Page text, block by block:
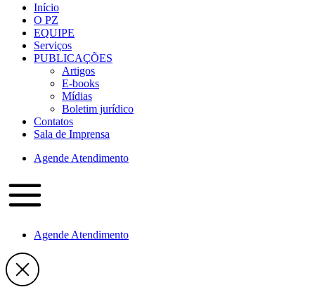
Início
O PZ
EQUIPE
Serviços
PUBLICAÇÕES
Artigos
E-books
Mídias
Boletim jurídico
Contatos
Sala de Imprensa
Agende Atendimento
Agende Atendimento